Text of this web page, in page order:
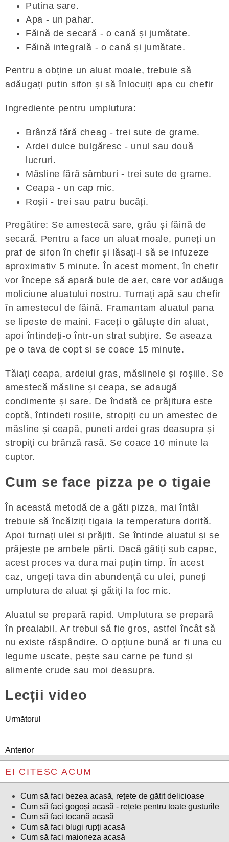
Putina sare.
Apa - un pahar.
Făină de secară - o cană și jumătate.
Făină integrală - o cană și jumătate.
Pentru a obține un aluat moale, trebuie să
adăugați puțin sifon și să înlocuiți apa cu chefir
Ingrediente pentru umplutura:
Brânză fără cheag - trei sute de grame.
Ardei dulce bulgăresc - unul sau două
lucruri.
Măsline fără sâmburi - trei sute de grame.
Ceapa - un cap mic.
Roșii - trei sau patru bucăți.
Pregătire: Se amestecă sare, grâu și făină de
secară. Pentru a face un aluat moale, puneți un
praf de sifon în chefir și lăsați-l să se infuzeze
aproximativ 5 minute. În acest moment, în chefir
vor începe să apară bule de aer, care vor adăuga
moliciune aluatului nostru. Turnați apă sau chefir
în amestecul de făină. Framantam aluatul pana
se lipeste de maini. Faceți o găluște din aluat,
apoi întindeți-o într-un strat subțire. Se aseaza
pe o tava de copt si se coace 15 minute.
Tăiați ceapa, ardeiul gras, măslinele și roșiile. Se
amestecă măsline și ceapa, se adaugă
condimente și sare. De îndată ce prăjitura este
coptă, întindeți roșiile, stropiți cu un amestec de
măsline și ceapă, puneți ardei gras deasupra și
stropiți cu brânză rasă. Se coace 10 minute la
cuptor.
Cum se face pizza pe o tigaie
În această metodă de a găti pizza, mai întâi
trebuie să încălziți tigaia la temperatura dorită.
Apoi turnați ulei și prăjiți. Se întinde aluatul și se
prăjește pe ambele părți. Dacă gătiți sub capac,
acest proces va dura mai puțin timp. În acest
caz, ungeți tava din abundență cu ulei, puneți
umplutura de aluat și gătiți la foc mic.
Aluatul se prepară rapid. Umplutura se prepară
în prealabil. Ar trebui să fie gros, astfel încât să
nu existe răspândire. O opțiune bună ar fi una cu
legume uscate, pește sau carne pe fund și
alimente crude sau moi deasupra.
Lecții video
Următorul
Anterior
EI CITESC ACUM
Cum să faci bezea acasă, rețete de gătit delicioase
Cum să faci gogoși acasă - rețete pentru toate gusturile
Cum să faci tocană acasă
Cum să faci blugi rupți acasă
Cum să faci maioneza acasă